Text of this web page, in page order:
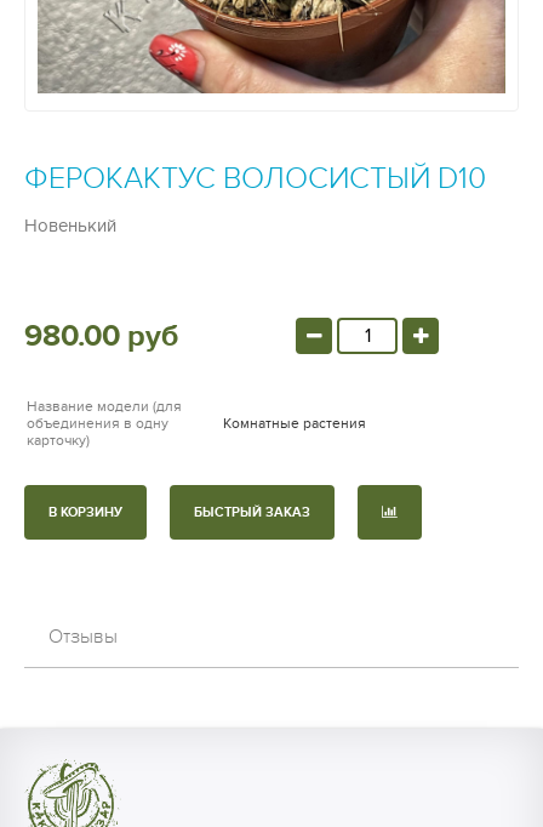
ФЕРОКАКТУС ВОЛОСИСТЫЙ D10
Новенький
980.00 руб
Название модели (для
объединения в одну
карточку)
Комнатные растения
В КОРЗИНУ БЫСТРЫЙ ЗАКАЗ
Отзывы